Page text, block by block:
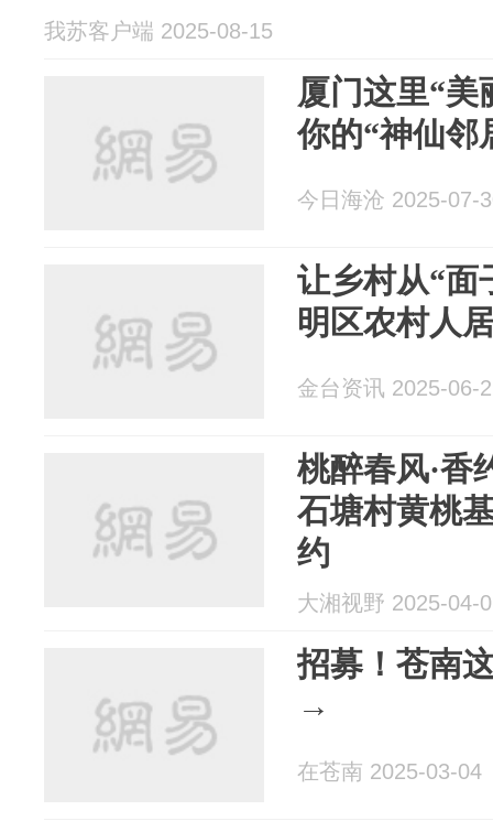
我苏客户端 2025-08-15
厦门这里“美
你的“神仙邻
今日海沧 2025-07-
让乡村从“面
明区农村人
金台资讯 2025-06-
桃醉春风·香
石塘村黄桃
约
大湘视野 2025-04-
招募！苍南
→
在苍南 2025-03-04